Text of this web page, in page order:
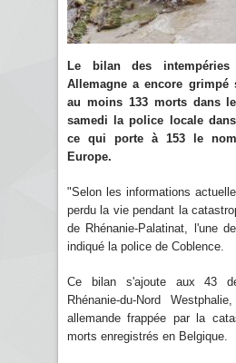
Le bilan des intempéries
Allemagne a encore grimpé
au moins 133 morts dans
samedi la police locale
ce qui porte à 153 le
Europe.
"Selon les informations
perdu la vie pendant la
de Rhénanie-Palatinat, l'une
indiqué la police de Coblence.
Ce bilan s'ajoute aux 43
Rhénanie-du-Nord
allemande frappée par la
morts enregistrés en Belgique.